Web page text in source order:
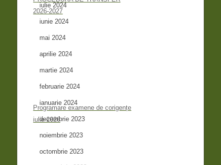
2026-2027
Programare examene de corigențe
iulie 2026
iulie 2024
iunie 2024
mai 2024
aprilie 2024
martie 2024
februarie 2024
ianuarie 2024
decembrie 2023
noiembrie 2023
octombrie 2023